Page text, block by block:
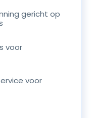
gericht op
voor
voor